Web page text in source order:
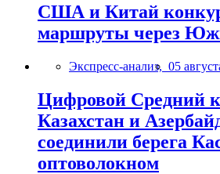
США и Китай
маршруты через
Экспресс-анализ, 05
Цифровой Средний
Казахстан и
соединили берега
оптоволокном